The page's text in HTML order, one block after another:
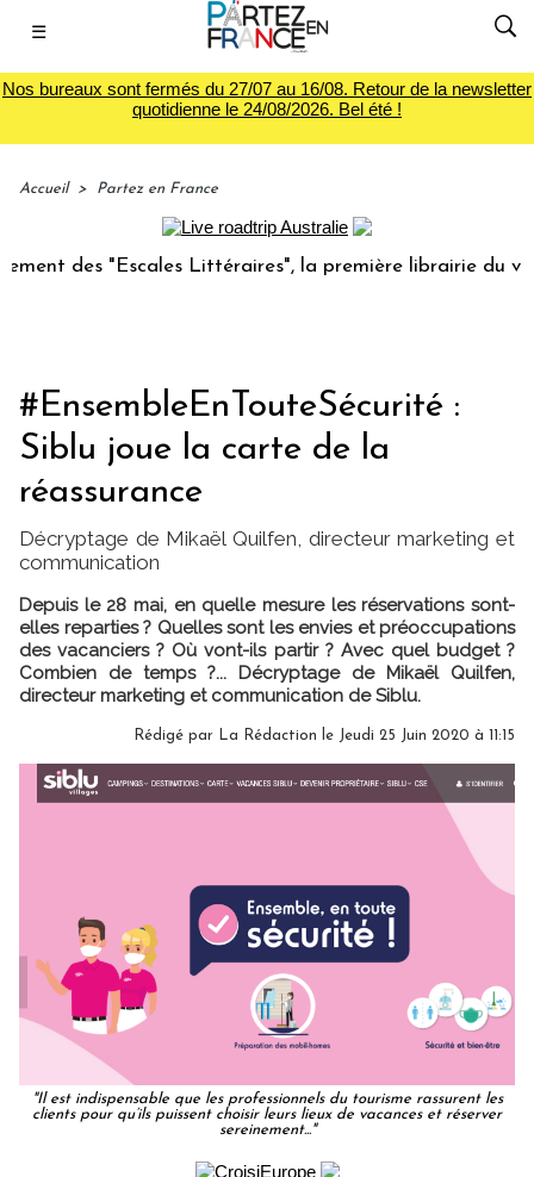
☰
Nos bureaux sont fermés du 27/07 au 16/08. Retour de la newsletter
quotidienne le 24/08/2026. Bel été !
Accueil > Partez en France
des "Escales Littéraires", la première librairie du voyage
#EnsembleEnTouteSécurité :
Siblu joue la carte de la
réassurance
Décryptage de Mikaël Quilfen, directeur marketing et
communication
Depuis le 28 mai, en quelle mesure les réservations sont-
elles reparties ? Quelles sont les envies et préoccupations
des vacanciers ? Où vont-ils partir ? Avec quel budget ?
Combien de temps ?... Décryptage de Mikaël Quilfen,
directeur marketing et communication de Siblu.
Rédigé par La Rédaction le Jeudi 25 Juin 2020 à 11:15
"Il est indispensable que les professionnels du tourisme rassurent les
clients pour qu’ils puissent choisir leurs lieux de vacances et réserver
sereinement..."